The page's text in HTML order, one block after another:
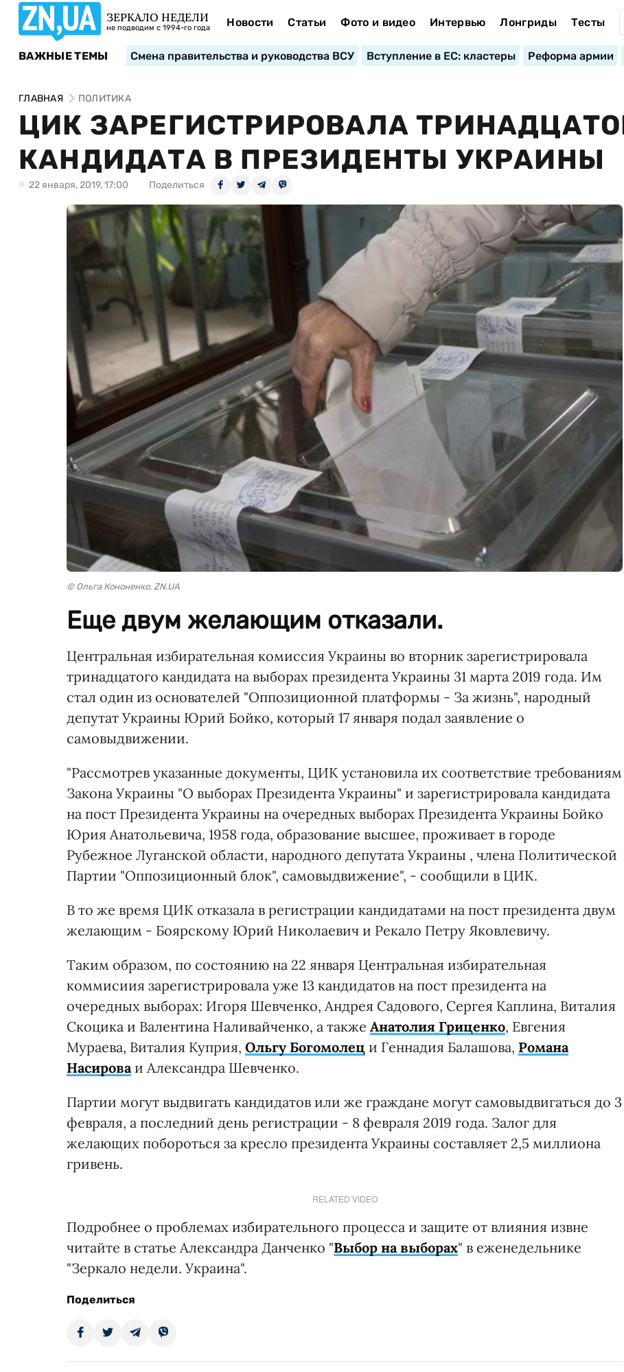
ЗЕРКАЛО НЕДЕЛИ
не подводим с 1994-го года Новости Статьи Фото и видео Интервью Лонгриды Тесты
ВАЖНЫЕ ТЕМЫ Смена правительства и руководства ВСУ Вступление в ЕС: кластеры Реформа армии
ГЛАВНАЯ ПОЛИТИКА
ЦИК ЗАРЕГИСТРИРОВАЛА
КАНДИДАТА В ПРЕЗИДЕНТЫ УКРАИНЫ
22 января, 2019, 17:00 Поделиться
© Ольга Кононенко, ZN.UA
Еще двум желающим отказали.
Центральная избирательная комиссия Украины во вторник зарегистрировала
тринадцатого кандидата на выборах президента Украины 31 марта 2019 года. Им
стал один из основателей "Оппозиционной платформы - За жизнь", народный
депутат Украины Юрий Бойко, который 17 января подал заявление о
самовыдвижении.
"Рассмотрев указанные документы, ЦИК установила их соответствие требованиям
Закона Украины "О выборах Президента Украины" и зарегистрировала кандидата
на пост Президента Украины на очередных выборах Президента Украины Бойко
Юрия Анатольевича, 1958 года, образование высшее, проживает в городе
Рубежное Луганской области, народного депутата Украины , члена Политической
Партии "Оппозиционный блок", самовыдвижение", - сообщили в ЦИК.
В то же время ЦИК отказала в регистрации кандидатами на пост президента двум
желающим - Боярскому Юрий Николаевич и Рекало Петру Яковлевичу.
Таким образом, по состоянию на 22 января Центральная избирательная
коммисиия зарегистрировала уже 13 кандидатов на пост президента на
очередных выборах: Игоря Шевченко, Андрея Садового, Сергея Каплина, Виталия
Скоцика и Валентина Наливайченко, а также Анатолия Гриценко, Евгения
Мураева, Виталия Куприя, Ольгу Богомолец и Геннадия Балашова, Романа
Насирова и Александра Шевченко.
Партии могут выдвигать кандидатов или же граждане могут самовыдвигаться до 3
февраля, а последний день регистрации - 8 февраля 2019 года. Залог для
желающих побороться за кресло президента Украины составляет 2,5 миллиона
гривень.
RELATED VIDEO
Подробнее о проблемах избирательного процесса и защите от влияния извне
читайте в статье Александра Данченко "Выбор на выборах" в еженедельнике
"Зеркало недели. Украина".
Поделиться